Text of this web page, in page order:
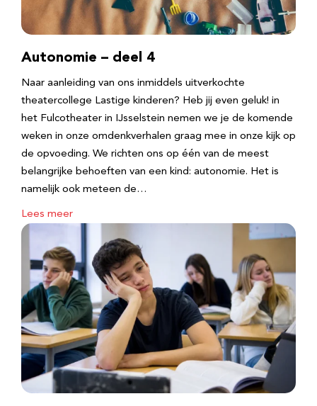
Autonomie – deel 4
Naar aanleiding van ons inmiddels uitverkochte
theatercollege Lastige kinderen? Heb jij even geluk! in
het Fulcotheater in IJsselstein nemen we je de komende
weken in onze omdenkverhalen graag mee in onze kijk op
de opvoeding. We richten ons op één van de meest
belangrijke behoeften van een kind: autonomie. Het is
namelijk ook meteen de…
Lees meer